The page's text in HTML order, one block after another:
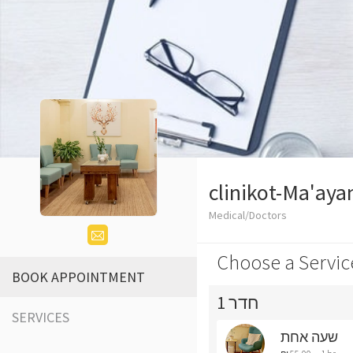
BOOK APPOINTMENT
SERVICES
clinikot-
Medical/Doctors
Choose a
חדר 1
שעה אחת